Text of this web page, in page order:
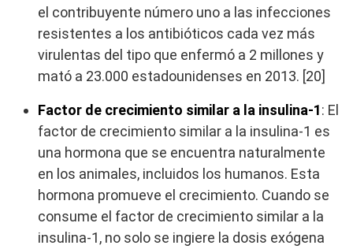
el contribuyente número uno a las infecciones
resistentes a los antibióticos cada vez más
virulentas del tipo que enfermó a 2 millones y
mató a 23.000 estadounidenses en 2013. [20]
Factor de crecimiento similar a la insulina-1: El
factor de crecimiento similar a la insulina-1 es
una hormona que se encuentra naturalmente
en los animales, incluidos los humanos. Esta
hormona promueve el crecimiento. Cuando se
consume el factor de crecimiento similar a la
insulina-1, no solo se ingiere la dosis exógena